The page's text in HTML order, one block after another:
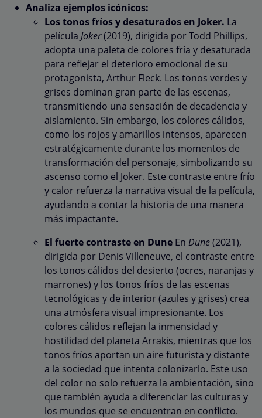
Analiza ejemplos icónicos:
Los tonos fríos y desaturados en Joker. La
película Joker(2019), dirigida por Todd Phillips,
adopta una paleta de colores fría y desaturada
para reflejar el deterioro emocional de su
protagonista, Arthur Fleck. Los tonos verdes y
grises dominan gran parte de las escenas,
transmitiendo una sensación de decadencia y
aislamiento. Sin embargo, los colores cálidos,
como los rojos y amarillos intensos, aparecen
estratégicamente durante los momentos de
transformación del personaje, simbolizando su
ascenso como el Joker. Este contraste entre frío
y calor refuerza la narrativa visual de la película,
ayudando a contar la historia de una manera
más impactante.
El fuerte contraste en Dune En Dune(2021),
dirigida por Denis Villeneuve, el contraste entre
los tonos cálidos del desierto (ocres, naranjas y
marrones) y los tonos fríos de las escenas
tecnológicas y de interior (azules y grises) crea
una atmósfera visual impresionante. Los
colores cálidos reflejan la inmensidad y
hostilidad del planeta Arrakis, mientras que los
tonos fríos aportan un aire futurista y distante
a la sociedad que intenta colonizarlo. Este uso
del color no solo refuerza la ambientación, sino
que también ayuda a diferenciar las culturas y
los mundos que se encuentran en conflicto.